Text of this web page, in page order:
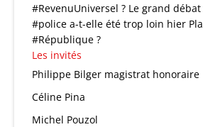
#RevenuUniversel ? Le grand débat
#police a-t-elle été trop loin hier
#République ?
Les invités
Philippe Bilger magistrat honoraire
Céline Pina
Michel Pouzol